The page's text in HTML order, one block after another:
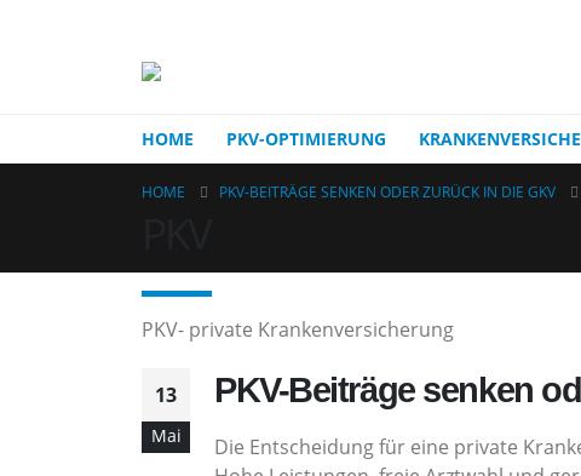
HOME PKV-OPTIMIERUNG
HOME PKV-BEITRÄGE SENKEN ODER ZURÜCK IN DIE GKV
PKV- private Krankenversicherung
13
Mai
PKV-Beiträge senken
Die Entscheidung für eine private